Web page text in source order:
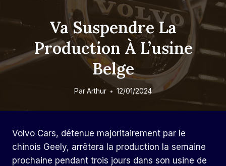
Va Suspendre La
Production À L’usine
Belge
ParArthur 12/01/2024
Volvo Cars, détenue majoritairement par le
chinois Geely, arrêtera la production la semaine
prochaine pendant trois jours dans son usine de